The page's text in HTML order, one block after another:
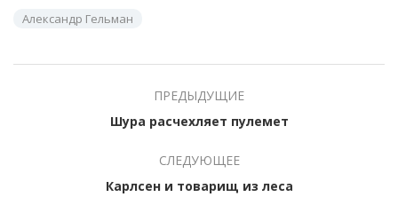
Александр Гельман
ПРЕДЫДУЩИЕ
Шура расчехляет пулемет
СЛЕДУЮЩЕЕ
Карлсен и товарищ из леса